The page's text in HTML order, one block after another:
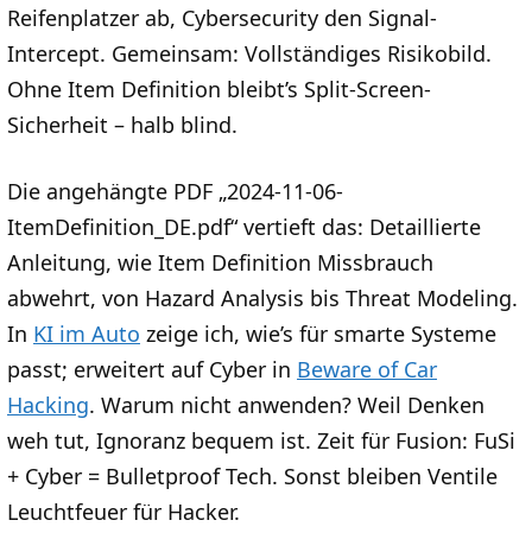
Reifenplatzer ab, Cybersecurity den Signal-
Intercept. Gemeinsam: Vollständiges Risikobild.
Ohne Item Definition bleibt’s Split-Screen-
Sicherheit – halb blind.
Die angehängte PDF „2024-11-06-
ItemDefinition_DE.pdf“ vertieft das: Detaillierte
Anleitung, wie Item Definition Missbrauch
abwehrt, von Hazard Analysis bis Threat Modeling.
In KI im Auto zeige ich, wie’s für smarte Systeme
passt; erweitert auf Cyber in Beware of Car
Hacking. Warum nicht anwenden? Weil Denken
weh tut, Ignoranz bequem ist. Zeit für Fusion: FuSi
+ Cyber = Bulletproof Tech. Sonst bleiben Ventile
Leuchtfeuer für Hacker.